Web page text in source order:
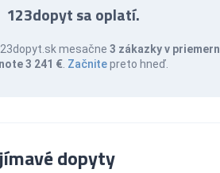
123dopyt sa oplatí.
mesačne3 zákazky v
3 241 € Začnitepreto hneď.
dopyty